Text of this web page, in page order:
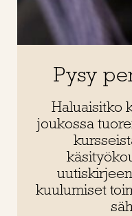
Pysy
Haluaisitko
joukossa
kuulumiset